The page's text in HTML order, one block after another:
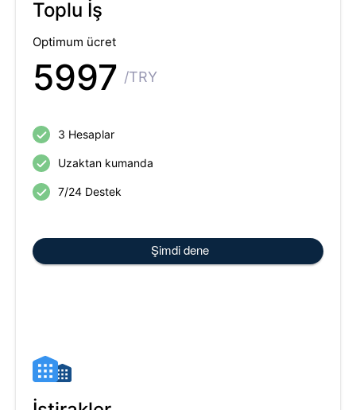
Toplu İş
Optimum ücret
5997 /TRY
3 Hesaplar
Uzaktan kumanda
7/24 Destek
Şimdi dene